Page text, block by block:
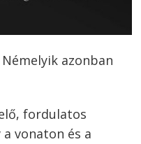
azonban
fordulatos
vonaton és a